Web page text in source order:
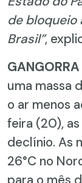
de bloqueio
Brasil”,
GANGORRA
uma massa
o ar menos
feira (20),
declínio. As
26°C no
para o mês